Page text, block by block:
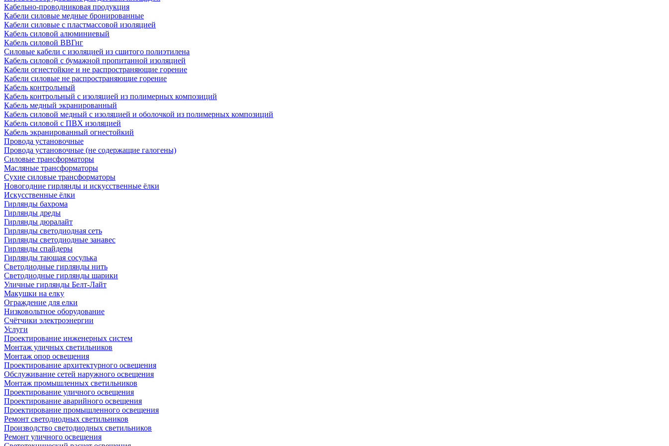
Кабельно-проводниковая продукция
Кабели силовые медные бронированные
Кабели силовые с пластмассовой изоляцией
Кабель силовой алюминиевый
Кабель силовой ВВГнг
Силовые кабели с изоляцией из сшитого полиэтилена
Кабель силовой с бумажной пропитанной изоляцией
Кабели огнестойкие и не распространяющие горение
Кабели силовые не распространяющие горение
Кабель контрольный
Кабель контрольный с изоляцией из полимерных композиций
Кабель медный экранированный
Кабель силовой медный с изоляцией и оболочкой из полимерных композиций
Кабель силовой с ПВХ изоляцией
Кабель экранированный огнестойкий
Провода установочные
Провода установочные (не содержащие галогены)
Силовые трансформаторы
Масляные трансформаторы
Сухие силовые трансформаторы
Новогодние гирлянды и искусственные ёлки
Искусственные ёлки
Гирлянды бахрома
Гирлянды дреды
Гирлянды дюралайт
Гирлянды светодиодная сеть
Гирлянды светодиодные занавес
Гирлянды спайдеры
Гирлянды тающая сосулька
Светодиодные гирлянды нить
Светодиодные гирлянды шарики
Уличные гирлянды Белт-Лайт
Макушки на елку
Ограждение для елки
Низковольтное оборудование
Счётчики электроэнергии
Услуги
Проектирование инженерных систем
Монтаж уличных светильников
Монтаж опор освещения
Проектирование архитектурного освещения
Обслуживание сетей наружного освещения
Монтаж промышленных светильников
Проектирование уличного освещения
Проектирование аварийного освещения
Проектирование промышленного освещения
Ремонт светодиодных светильников
Производство светодиодных светильников
Ремонт уличного освещения